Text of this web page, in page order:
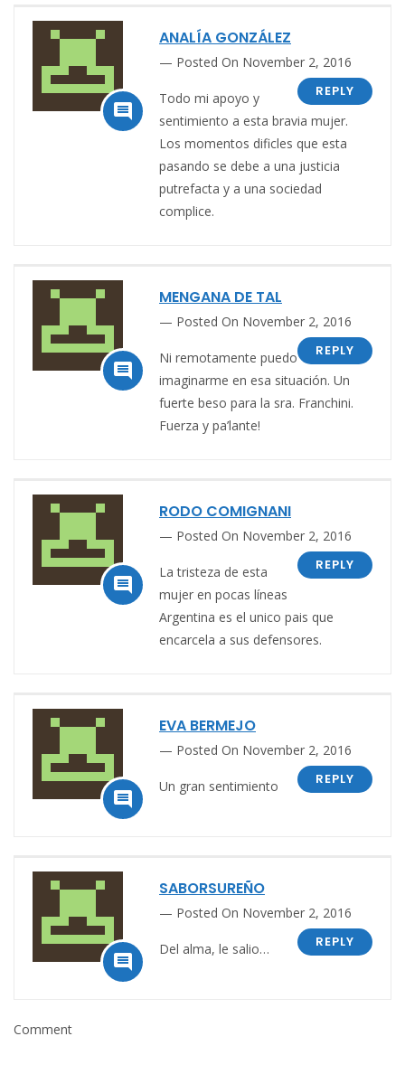

ANALÍA GONZÁLEZ
Posted On November 2, 2016
REPLY
Todo mi apoyo y
sentimiento a esta bravia mujer.
Los momentos dificles que esta
pasando se debe a una justicia
putrefacta y a una sociedad
complice.

MENGANA DE TAL
Posted On November 2, 2016
REPLY
Ni remotamente puedo
imaginarme en esa situación. Un
fuerte beso para la sra. Franchini.
Fuerza y pa’lante!

RODO COMIGNANI
Posted On November 2, 2016
REPLY
La tristeza de esta
mujer en pocas líneas
Argentina es el unico pais que
encarcela a sus defensores.

EVA BERMEJO
Posted On November 2, 2016
REPLY
Un gran sentimiento

SABORSUREÑO
Posted On November 2, 2016
REPLY
Del alma, le salio…
Comment